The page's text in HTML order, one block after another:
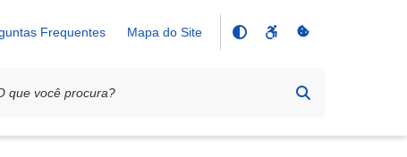
Frequentes Mapa do Site